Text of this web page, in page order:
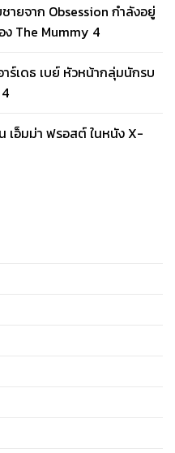
ยจาก Obsession กำลังอยู่
ง The Mummy 4
ร์เดธ เบย์ หัวหน้ากลุ่มนักรบ
เอ็มม่า ฟรอสต์ ในหนัง X-